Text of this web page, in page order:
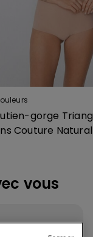
gorge
Couture
vous